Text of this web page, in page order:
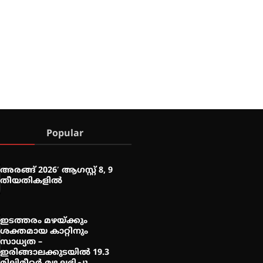
Popular
അരങ്ങ് 2026′ ആഗസ്റ്റ് 8, 9
തീയതികളിൽ
ഇടത്തരം മഴയ്ക്കും
ശക്തമായ കാറ്റിനും
സാധ്യത –
ഇരിങ്ങാലക്കുടയിൽ 19.3